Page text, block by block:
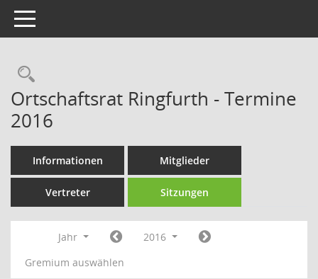
Toggle navigation
Rechercheauswahl
Ortschaftsrat Ringfurth - Termine
2016
Informationen Mitglieder
Vertreter Sitzungen
Jahr
2016
Gremium auswählen